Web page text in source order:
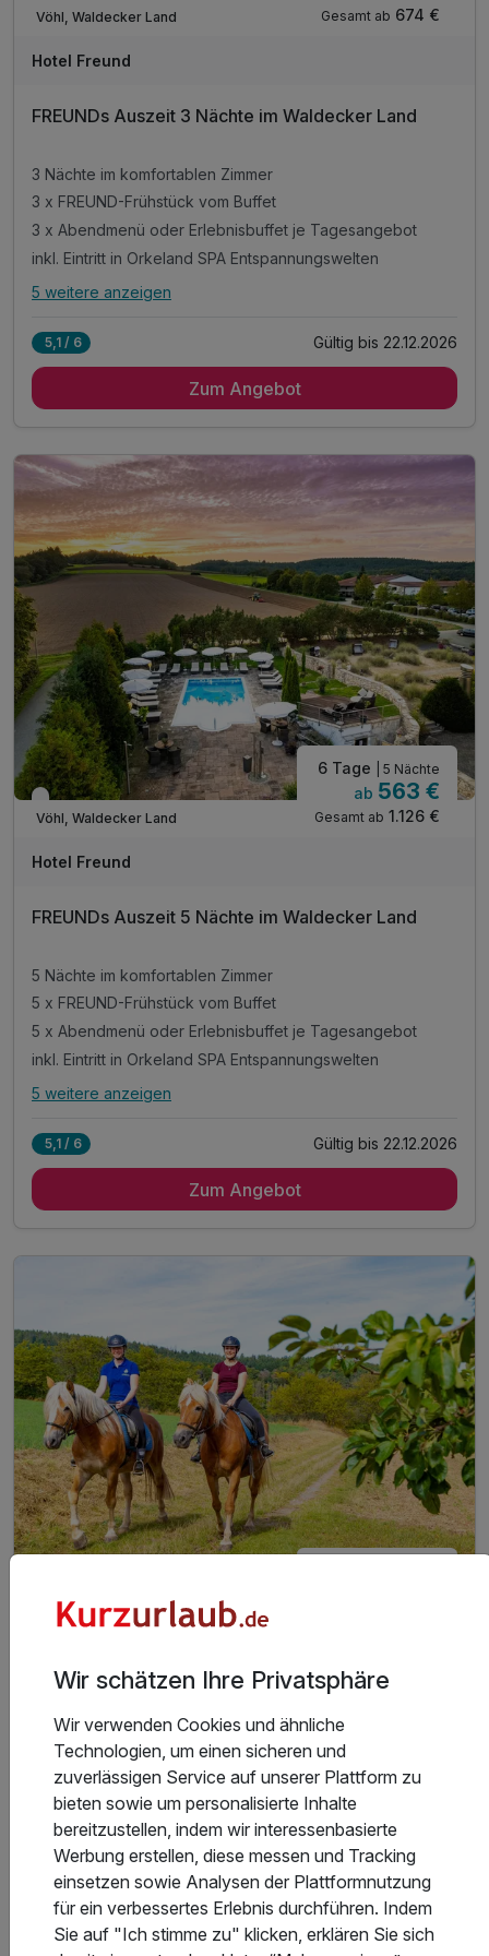
WAR
202
Vöhl, Waldecker Land
Gesamt ab 674 €
Hotel Freund
FREUNDs Auszeit 3 Nächte im Waldecker Land
3 Nächte im komfortablen Zimmer
3 x FREUND-Frühstück vom Buffet
3 x Abendmenü oder Erlebnisbuffet je Tagesangebot
inkl. Eintritt in Orkeland SPA Entspannungswelten
Alle Inklusivleistungen
3 x FREUND-Frühstück vom Buffet
*Bademantel, Wellnesstasche & Badeslipper
inkl. Mountainbikes kostenfrei im Verleih
inkl. Nordic-Walking-Stöcke kostenfrei im Verleih
inkl. W-LAN auf Ihrem Zimmer
inkl. Parkplatz direkt am Hotel
5 weitere anzeigen
5,1 / 6 Gültig bis 22.12.2026
Zum Angebot
WAR
202
Verfügbar bis Dezember
Vöhl, Waldecker Land
6 Tage | 5 Nächte
ab 563 €
Gesamt ab 1.126 €
Hotel Freund
FREUNDs Auszeit 5 Nächte im Waldecker Land
5 Nächte im komfortablen Zimmer
5 x FREUND-Frühstück vom Buffet
5 x Abendmenü oder Erlebnisbuffet je Tagesangebot
inkl. Eintritt in Orkeland SPA Entspannungswelten
Alle Inklusivleistungen
5 x FREUND-Frühstück vom Buffet
inkl. Nordic-Walking-Stöcke kostenfrei im Verleih
inkl. W-LAN auf Ihrem Zimmer
inkl. Parkplatz direkt am Hotel
5 weitere anzeigen
5,1 / 6 Gültig bis 22.12.2026
Zum Angebot
Verfügbar bis Dezember
Vöhl, Waldecker Land
Reitspaß im Waldecker Land | 5 Tage
4 Nächte im komfortablen Zimmer
4 x reichhaltiges Frühstück vom Buffet
4 x Abendmenü oder Erlebnisbuffet je Tagesangebot
3 Reitstunden je Person inkl. nicht übertragbar
Alle Inklusivleistungen 10 enthalten
5,1 / 6 Gültig bis 22.12.2026
Wir schätzen Ihre Privatsphäre
Wir verwenden Cookies und ähnliche
Technologien, um einen sicheren und
zuverlässigen Service auf unserer Plattform zu
bieten sowie um personalisierte Inhalte
bereitzustellen, indem wir interessenbasierte
Werbung erstellen, diese messen und Tracking
einsetzen sowie Analysen der Plattformnutzung
für ein verbessertes Erlebnis durchführen. Indem
Sie auf "Ich stimme zu" klicken, erklären Sie sich